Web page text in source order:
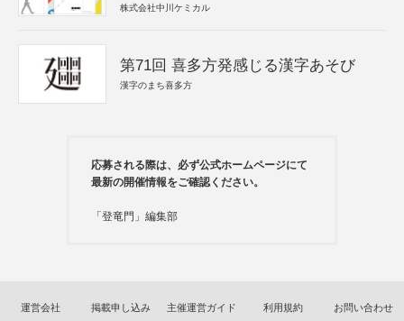
株式会社中川ケミカル
第71回 喜多方発感じる漢字あそび
漢字のまち喜多方
応募される際は、必ず公式ホームページにて
最新の開催情報をご確認ください。
「登竜門」編集部
運営会社 掲載申し込み 主催運営ガイド 利用規約 お問い合わせ